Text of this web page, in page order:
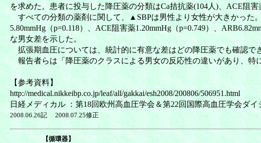
を求めた。患者に投与した降圧薬の分類はCa拮抗薬(104人)、ACE阻
すべての分類の薬剤に関して、▲SBPは男性より女性が大きかった
5.80mmHg（p=0.118）、ACE阻害薬1.20mmHg（p=0.749）、
な男女差を示した。
拡張期血圧については、統計的に有意な差はどの降圧薬でも確認で
報告者らは「降圧薬のクラスによる男女の反応性の違いがあり、特
【参考資料】
http://medical.nikkeibp.co.jp/leaf/all/gakkai/esh2008/200806/506951.html
日経メディカル ：第18回欧州高血圧学会＆第22回国際高血圧学会ダイ
2008.06.26記 2008.07.25修正
【循環器】